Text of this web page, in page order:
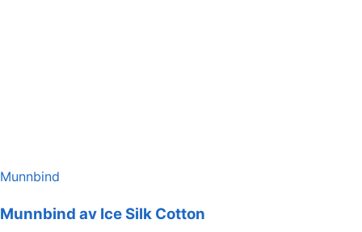
Munnbind
Munnbind av Ice Silk Cotton